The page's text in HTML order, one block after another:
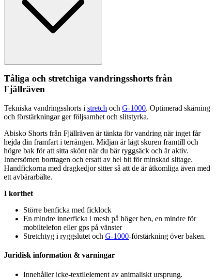
Tåliga och stretchiga vandringsshorts från
Fjällräven
Tekniska vandringsshorts i stretch och G-1000. Optimerad skärning
och förstärkningar ger följsamhet och slitstyrka.
Abisko Shorts från Fjällräven är tänkta för vandring när inget får
hejda din framfart i terrängen. Midjan är lågt skuren framtill och
högre bak för att sitta skönt när du bär ryggsäck och är aktiv.
Innersömen borttagen och ersatt av hel bit för minskad slitage.
Handfickorna med dragkedjor sitter så att de är åtkomliga även med
ett avbärarbälte.
I korthet
Större benficka med ficklock
En mindre innerficka i mesh på höger ben, en mindre för
mobiltelefon eller gps på vänster
Stretchtyg i ryggslutet och G-1000-förstärkning över baken.
Juridisk information & varningar
Innehåller icke-textilelement av animaliskt ursprung.